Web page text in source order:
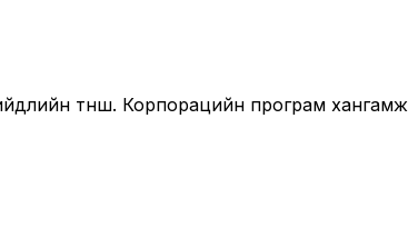
түнш. Корпорацийн програм